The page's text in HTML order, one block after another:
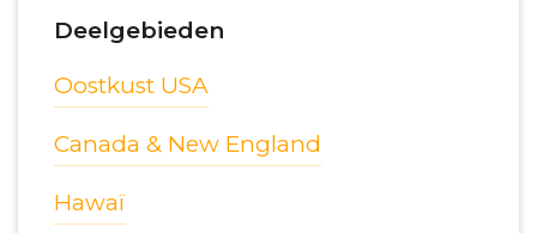
Deelgebieden
Oostkust USA
Canada & New England
Hawaï